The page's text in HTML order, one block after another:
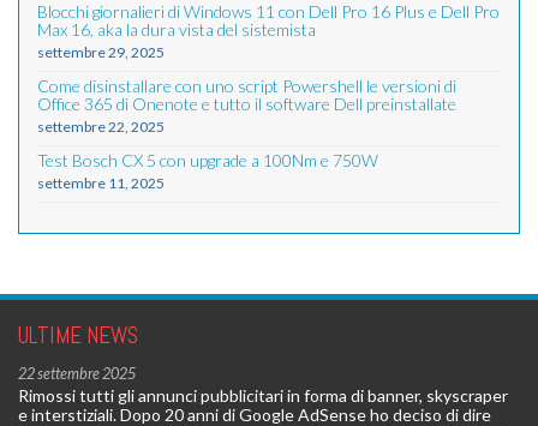
Blocchi giornalieri di Windows 11 con Dell Pro 16 Plus e Dell Pro
Max 16, aka la dura vista del sistemista
settembre 29, 2025
Come disinstallare con uno script Powershell le versioni di
Office 365 di Onenote e tutto il software Dell preinstallate
settembre 22, 2025
Test Bosch CX 5 con upgrade a 100Nm e 750W
settembre 11, 2025
ULTIME NEWS
22 settembre 2025
Rimossi tutti gli annunci pubblicitari in forma di banner, skyscraper
e interstiziali. Dopo 20 anni di Google AdSense ho deciso di dire